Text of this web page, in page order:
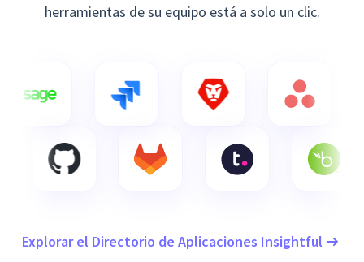
herramientas de su equipo está a solo un clic.
Explorar el Directorio de Aplicaciones Insightful